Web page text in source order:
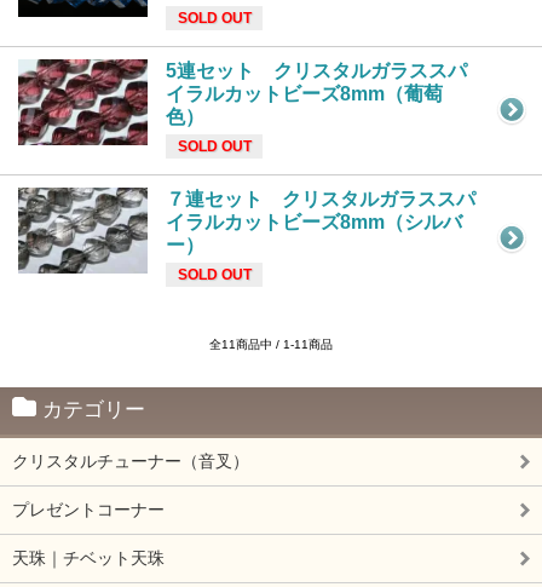
SOLD OUT
5連セット クリスタルガラススパ
イラルカットビーズ8mm（葡萄
色）
SOLD OUT
７連セット クリスタルガラススパ
イラルカットビーズ8mm（シルバ
ー）
SOLD OUT
全11商品中 / 1-11商品
カテゴリー
クリスタルチューナー（音叉）
プレゼントコーナー
天珠｜チベット天珠